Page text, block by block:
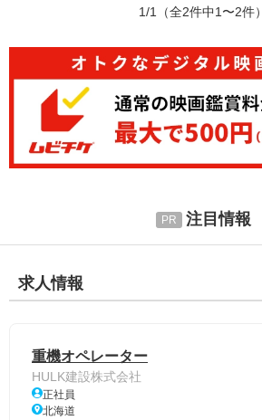
1/1 （全2件中1〜2件）
注目情報
求人情報
重機オペレーター
HULK建設株式会社
正社員
北海道